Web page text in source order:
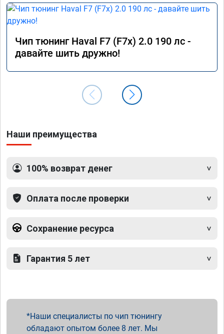
Чип тюнинг Haval F7 (F7x) 2.0 190 лс -
давайте шить дружно!
Наши преимущества
100% возврат денег
Оплата после проверки
Сохранение ресурса
Гарантия 5 лет
Наши специалисты по чип тюнингу
обладают опытом более 8 лет. Мы